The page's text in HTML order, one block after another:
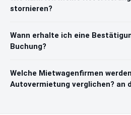
stornieren?
Wann erhalte ich eine
Buchung?
Welche Mietwagenfirmen
Autovermietung verglichen? an